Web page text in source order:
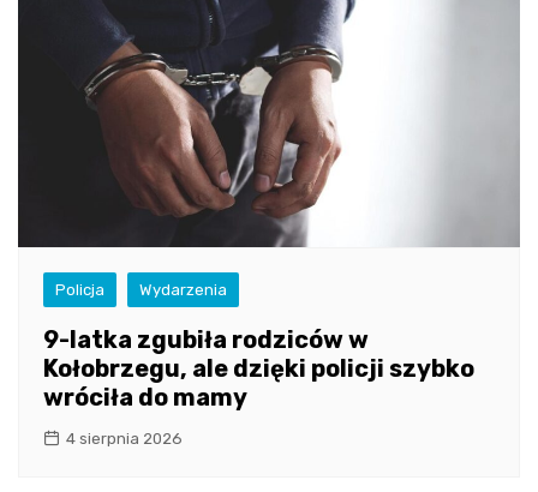
Policja Wydarzenia
9-latka zgubiła rodziców w
Kołobrzegu, ale dzięki policji szybko
wróciła do mamy
4 sierpnia 2026